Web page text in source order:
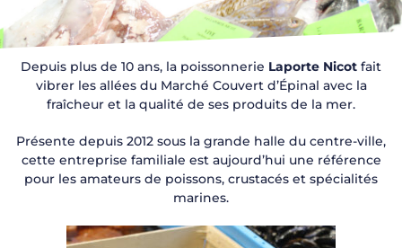
Depuis plus de 10 ans, la poissonnerie Laporte Nicot fait
vibrer les allées du Marché Couvert d’Épinal avec la
fraîcheur et la qualité de ses produits de la mer.
Présente depuis 2012 sous la grande halle du centre-ville,
cette entreprise familiale est aujourd’hui une référence
pour les amateurs de poissons, crustacés et spécialités
marines.